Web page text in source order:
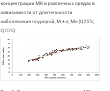
концентрации МК в различных средах в
зависимости от длительности
заболевания подагрой, М ± σ, Me (Q25%;
Q75%)